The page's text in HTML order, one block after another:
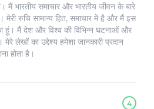
मैं भारतीय समाचार और भारतीय जीवन के बारे
रुचि सामान्य हित, समाचार में है और मैं इस
हूं। मैं देश और विश्व की विभिन्न घटनाओं और
लेखों का उद्देश्य हमेशा जानकारी प्रदान
होता है।
4